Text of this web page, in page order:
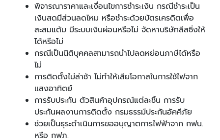
พิจารณาราคาและเงื่อนไขการชำระเงิน กรณีชำระเป็น
เงินสดมีส่วนลดไหม หรือชำระด้วยบัตรเครดิตเพื่อ
สะสมแต้ม มีระบบเงินผ่อนหรือไม่ จัดหาบริษัทลีสซิ่งให้
ได้หรือไม่
กรณีเป็นนิติบุคคลสามารถนำไปลดหย่อนภาษีได้หรือ
ไม่
การติดตั้งไม่ล่าช้า ไม่ทำให้เสียโอกาสในการใช้ไฟจาก
แสงอาทิตย์
การรับประกัน ตัวสินค้าอุปกรณ์แต่ละชิ้น การรับ
ประกันผลงานการติดตั้ง กรมธรรม์ประกันอัคคีภัย
ช่วยเป็นธุระดำเนินการขออนุญาตการไฟฟ้าจาก กฟน.
หรือ กฟภ.